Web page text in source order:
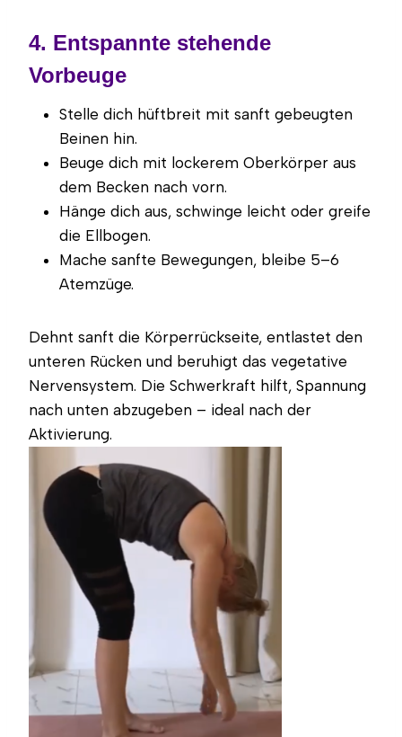
4. Entspannte stehende
Vorbeuge
Stelle dich hüftbreit mit sanft gebeugten
Beinen hin.
Beuge dich mit lockerem Oberkörper aus
dem Becken nach vorn.
Hänge dich aus, schwinge leicht oder greife
die Ellbogen.
Mache sanfte Bewegungen, bleibe 5–6
Atemzüge.
Dehnt sanft die Körperrückseite, entlastet den
unteren Rücken und beruhigt das vegetative
Nervensystem. Die Schwerkraft hilft, Spannung
nach unten abzugeben – ideal nach der
Aktivierung.